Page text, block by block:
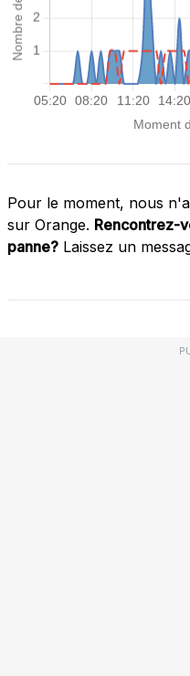
Pour le moment, nous
sur Orange. Rencontrez-
panne? Laissez un